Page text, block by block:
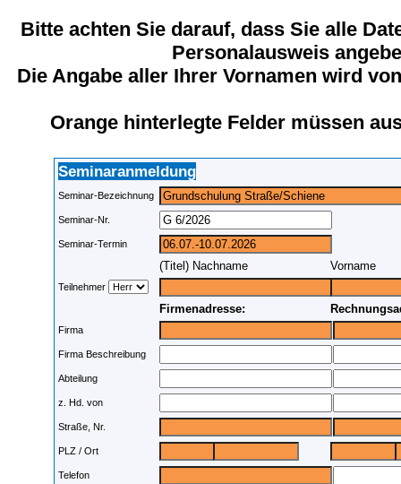
Bitte achten Sie darauf, dass Sie alle
Personalausweis
Die Angabe aller Ihrer Vornamen wird
Orange hinterlegte Felder müssen
Seminaranmeldung
Seminar-Bezeichnung
Seminar-Nr.
Seminar-Termin
(Titel) Nachname Vorname
Teilnehmer
Firmenadresse:
Firma
Firma Beschreibung
Abteilung
z. Hd. von
Straße, Nr.
PLZ / Ort
Telefon